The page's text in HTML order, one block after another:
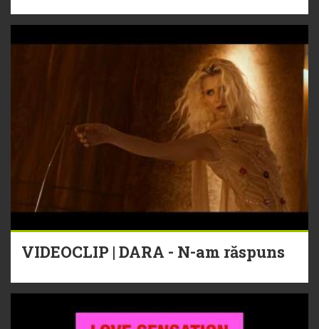
VIDEOCLIP | DARA - N-am răspuns